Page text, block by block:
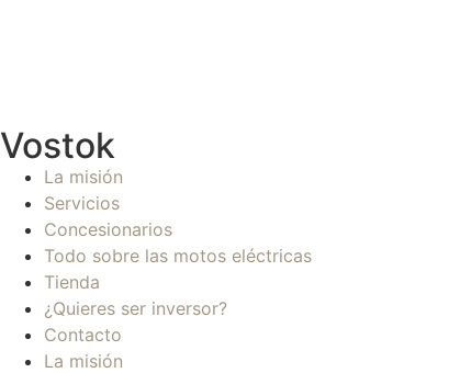
Vostok
La misión
Servicios
Concesionarios
Todo sobre las motos eléctricas
Tienda
¿Quieres ser inversor?
Contacto
La misión